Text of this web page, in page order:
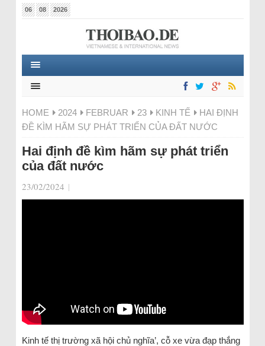
06 08 2026
HOME 2024 FEBRUAR 23 KINH TẾ
HAI ĐỊNH
ĐỀ KÌM HÃM SỰ PHÁT TRIỂN CỦA ĐẤT NƯỚC
Hai định đề kìm hãm sự phát triển
của đất nước
23/02/2024 |
Kinh tế thị trường xã hội chủ nghĩa’, cỗ xe vừa đạp thắng